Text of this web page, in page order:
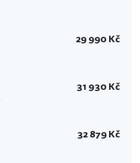
29 990 Kč
31 930 Kč
32 879 Kč